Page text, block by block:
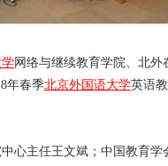
网络与继续教育学院、北
年春季北京外国语大学英语
心主任王文斌；中国教育学